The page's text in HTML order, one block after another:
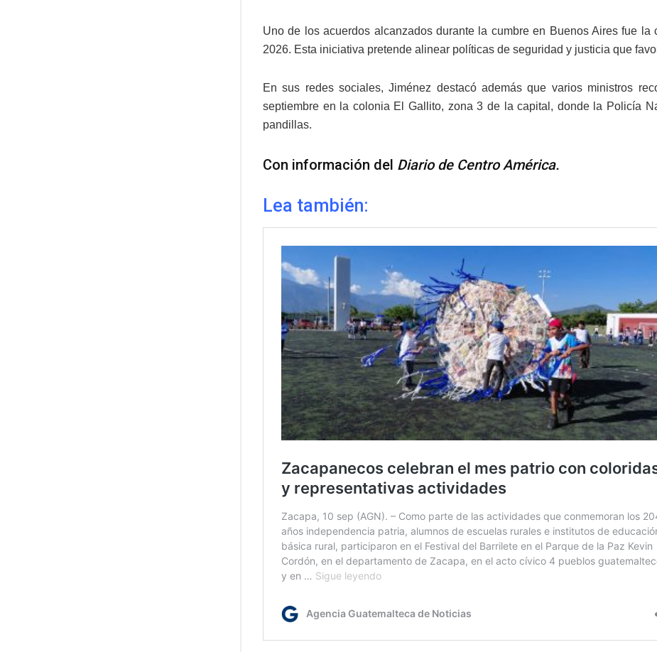
Uno de los acuerdos alcanzados durante la cumbre en Buenos Aires fue
2026. Esta iniciativa pretende alinear políticas de seguridad y justicia que
En sus redes sociales, Jiménez destacó además que varios ministros
septiembre en la colonia El Gallito, zona 3 de la capital, donde la Policía
pandillas.
Con información del Diario de Centro América.
Lea también: